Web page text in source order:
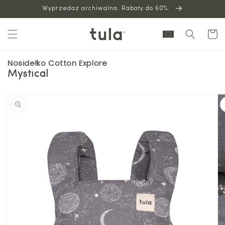
Wyprzedaż archiwalna. Rabaty do 60%.
Wózek
Nosidełko Cotton Explore
Mystical
Przejdź
informacji